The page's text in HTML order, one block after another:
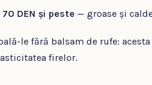
70 DEN și peste — groase și
le fără balsam de rufe: acesta
firelor.